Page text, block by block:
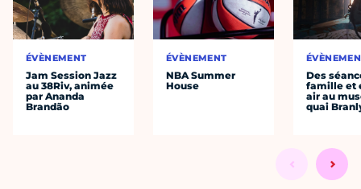
ÉVÈNEMENT
Jam Session Jazz
au 38Riv, animée
par Ananda
Brandão
ÉVÈNEMENT
NBA Summer
House
Des
famille et
air au
quai